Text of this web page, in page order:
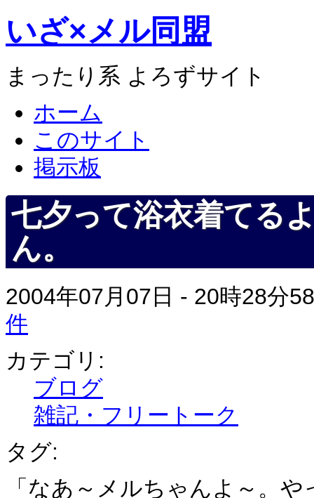
いざ×メル同盟
まったり系 よろずサイト
ホーム
このサイト
掲示板
七夕って浴衣着てる
ん。
2004年07月07日 - 20時28分
件
カテゴリ:
ブログ
雑記・フリートーク
タグ:
「なあ～メルちゃんよ～。